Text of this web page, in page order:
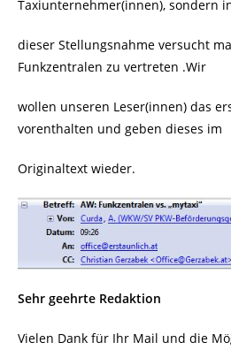
Taxiunternehmer(innen), sondern
dieser Stellungsnahme versucht
Funkzentralen zu vertreten .Wir
wollen unseren Leser(innen) das
vorenthalten und geben dieses im
Originaltext wieder.
Sehr geehrte Redaktion
Vielen Dank für Ihr Mail und die